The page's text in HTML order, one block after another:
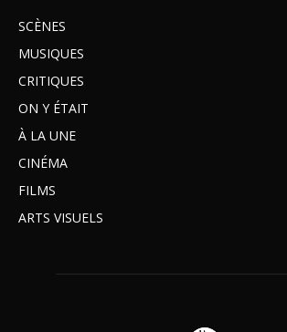
SCÈNES
MUSIQUES
CRITIQUES
ON Y ÉTAIT
À LA UNE
CINÉMA
FILMS
ARTS VISUELS